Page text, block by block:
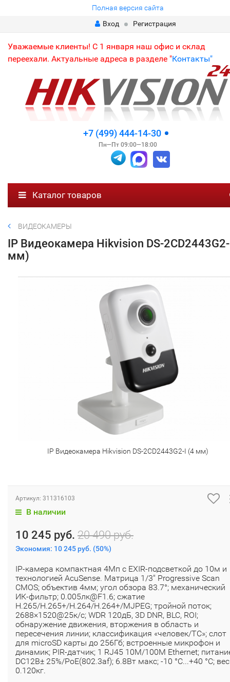
Полная версия сайта
Вход
Регистрация
Уважаемые клиенты! С 1 января наш офис и склад
переехали. Актуальные адреса в разделе "Контакты"
+7 (499) 444-14-30
Пн—Пт 09:00—18:00
Каталог товаров
ВИДЕОКАМЕРЫ
IP Видеокамера Hikvision DS-
мм)
IP Видеокамера Hikvision DS-2CD2443G2-I (4 мм)
Артикул: 311316103
В наличии
10 245 руб. 20 490 руб.
Экономия: 10 245 руб. (50%)
IP-камера компактная 4Мп с EXIR-подсветкой до 10м и
технологией AcuSense. Матрица 1/3" Progressive Scan
CMOS; объектив 4мм; угол обзора 83.7°; механический
ИК-фильтр; 0.005лк@F1.6; сжатие
H.265/H.265+/H.264/H.264+/MJPEG; тройной поток;
2688×1520@25к/с; WDR 120дБ, 3D DNR, BLC, ROI;
обнаружение движения, вторжения в область и
пересечения линии; классификация «человек/ТС»; слот
для microSD карты до 256Гб; встроенные микрофон и
динамик; PIR-датчик; 1 RJ45 10M/100M Ethernet;
DC12В± 25%/PoE(802.3af); 6.8Вт макс; -10 °C...+40 °C; вес
0.120кг.